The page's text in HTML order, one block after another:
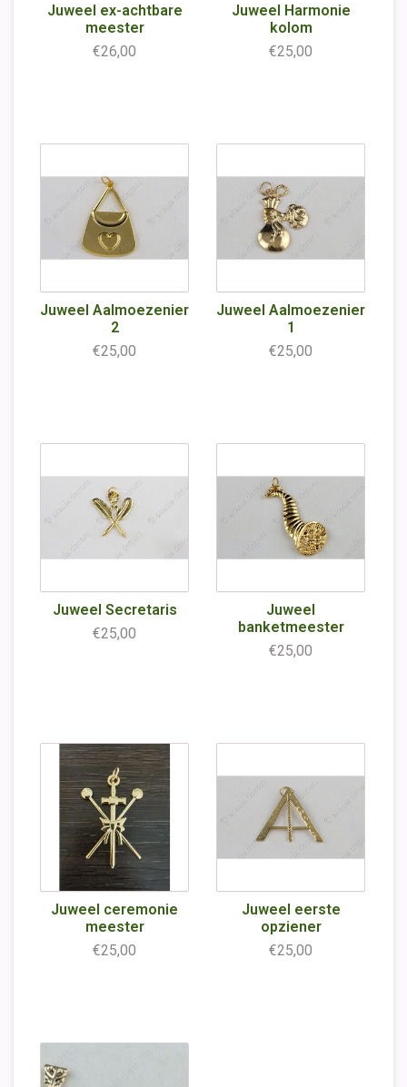
Juweel ex-achtbare
meester
€26,00
Juweel Harmonie
kolom
€25,00
Juweel Aalmoezenier
2
€25,00
Juweel Aalmoezenier
1
€25,00
Juweel Secretaris
€25,00
Juweel
banketmeester
€25,00
Juweel ceremonie
meester
€25,00
Juweel eerste
opziener
€25,00